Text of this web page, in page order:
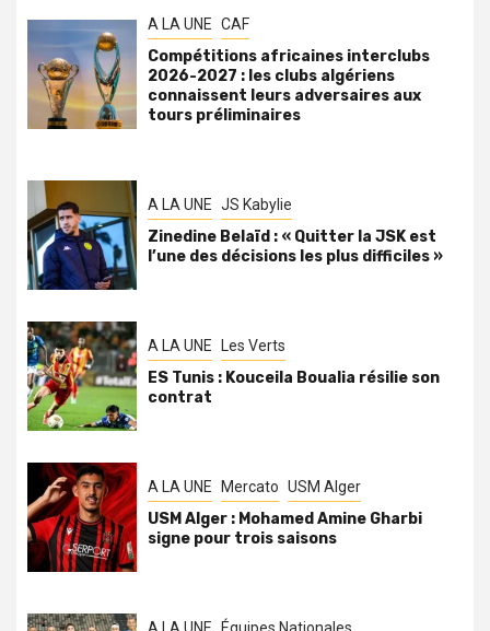
A LA UNE CAF
Compétitions africaines interclubs
2026-2027 : les clubs algériens
connaissent leurs adversaires aux
tours préliminaires
A LA UNE JS Kabylie
Zinedine Belaïd : « Quitter la JSK est
l’une des décisions les plus difficiles »
A LA UNE Les Verts
ES Tunis : Kouceila Boualia résilie son
contrat
A LA UNE Mercato USM Alger
USM Alger : Mohamed Amine Gharbi
signe pour trois saisons